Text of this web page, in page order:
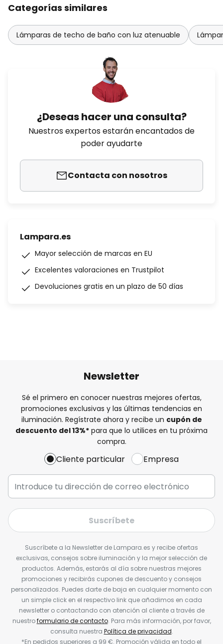
Categorías similares
Lámparas de techo de baño con luz atenuable
¿Deseas hacer una consulta?
Nuestros expertos estarán encantados de
poder ayudarte
Contacta con nosotros
Lampara.es
Mayor selección de marcas en EU
Excelentes valoraciones en Trustpilot
Devoluciones gratis en un plazo de 50 días
Newsletter
Sé el primero en conocer nuestras mejores ofertas,
promociones exclusivas y las últimas tendencias en
iluminación. Regístrate ahora y recibe un cupón de
descuento del13%* para que lo utilices en tu próxima
compra.
Cliente particular Empresa
Suscríbete
Suscríbete a la Newsletter de Lampara.es y recibe ofertas
exclusivas, consejos sobre iluminación y la mejor selección de
productos. Además, estarás al día sobre nuestras mejores
promociones y recibirás cupones de descuento y consejos
personalizados. Puedes darte de baja en cualquier momento con
un simple click en el respectivo link que añadimos en cada
newsletter o contactando con atención al cliente a través de
nuestroformulario de contacto. Para más información, por favor,
consulta nuestra Política de privacidad.
*En pedidos superiores a 99 €. Promoción válida en todo el